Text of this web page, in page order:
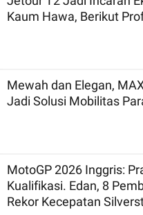
Kaum Hawa, Berikut
Mewah dan Elegan,
Jadi Solusi Mobilitas
MotoGP 2026 Inggris:
Kualifikasi. Edan, 8
Rekor Kecepatan